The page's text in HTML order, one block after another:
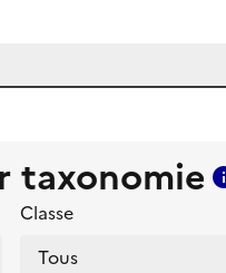
taxonomie
Classe